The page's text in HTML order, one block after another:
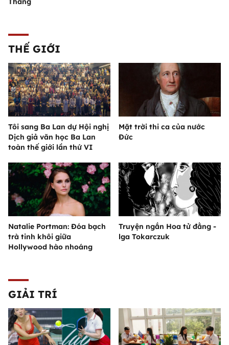
THẾ GIỚI
Tôi sang Ba Lan dự Hội nghị
Dịch giả văn học Ba Lan
toàn thế giới lần thứ VI
Mặt trời thi ca của nước
Đức
Natalie Portman: Đóa bạch
trà tinh khôi giữa
Hollywood hào nhoáng
Truyện ngắn Hoa tử đằng -
lga Tokarczuk
GIẢI TRÍ